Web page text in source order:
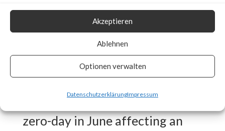
Akzeptieren
Ablehnen
Optionen verwalten
DatenschutzerklärungImpressum
added the vulnerability to the
Known Exploited Vulnerabilities
Catalog on July 19th, 2023.
CISA released an advisory on
vulnerability was exploited as a
zero-day in June affecting an